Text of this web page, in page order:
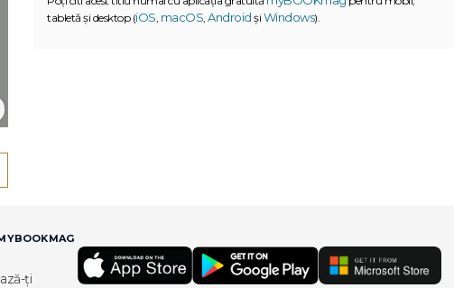
tabletă și desktop (iOS, macOS, Android și Windows).
ți